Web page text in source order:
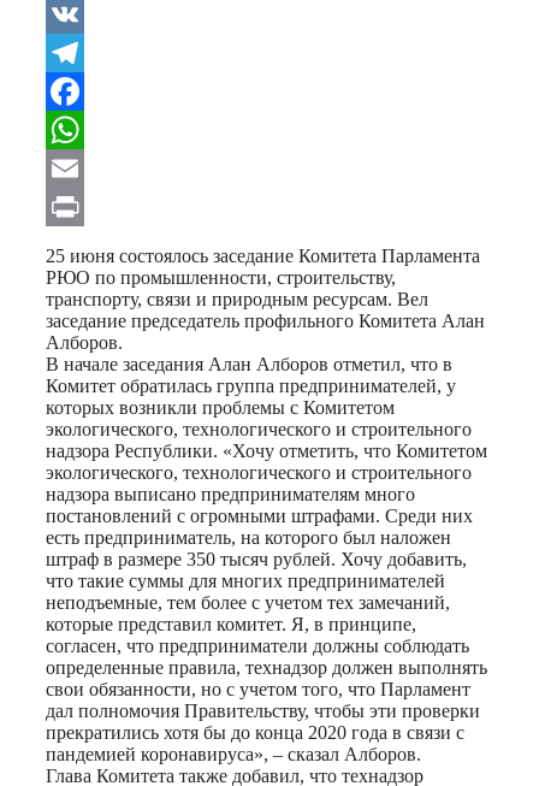
VK
Telegram
Facebook
WhatsApp
Email
Print
25 июня состоялось заседание Комитета Парламента
РЮО по промышленности, строительству,
транспорту, связи и природным ресурсам. Вел
заседание председатель профильного Комитета Алан
Алборов.
В начале заседания Алан Алборов отметил, что в
Комитет обратилась группа предпринимателей, у
которых возникли проблемы с Комитетом
экологического, технологического и строительного
надзора Республики. «Хочу отметить, что Комитетом
экологического, технологического и строительного
надзора выписано предпринимателям много
постановлений с огромными штрафами. Среди них
есть предприниматель, на которого был наложен
штраф в размере 350 тысяч рублей. Хочу добавить,
что такие суммы для многих предпринимателей
неподъемные, тем более с учетом тех замечаний,
которые представил комитет. Я, в принципе,
согласен, что предприниматели должны соблюдать
определенные правила, технадзор должен выполнять
свои обязанности, но с учетом того, что Парламент
дал полномочия Правительству, чтобы эти проверки
прекратились хотя бы до конца 2020 года в связи с
пандемией коронавируса», – сказал Алборов.
Глава Комитета также добавил, что технадзор